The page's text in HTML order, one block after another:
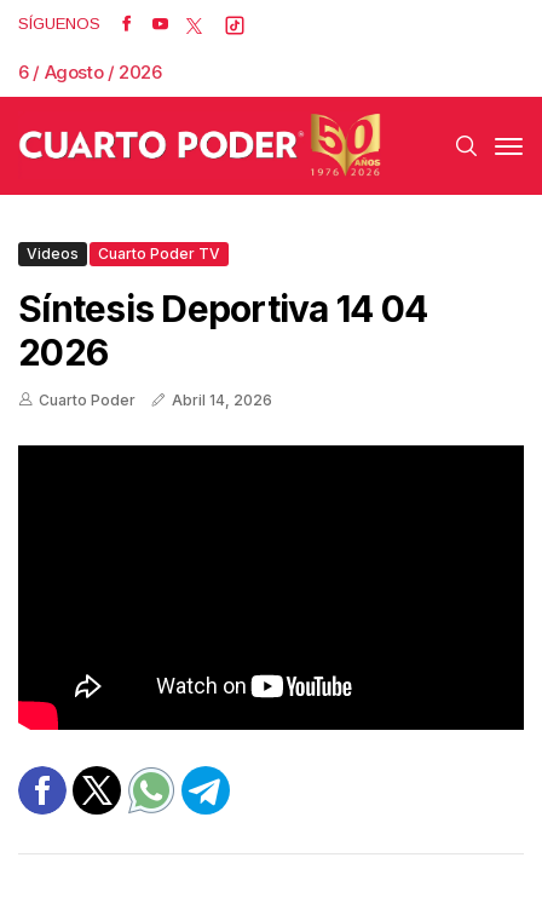
SÍGUENOS
6 / Agosto / 2026
Videos Cuarto Poder TV
Síntesis Deportiva 14 04
2026
Cuarto Poder Abril 14, 2026